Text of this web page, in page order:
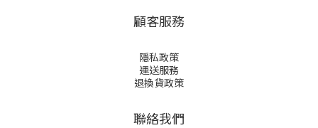
顧客服務
隱私政策
運送服務
退換貨政策
聯絡我們